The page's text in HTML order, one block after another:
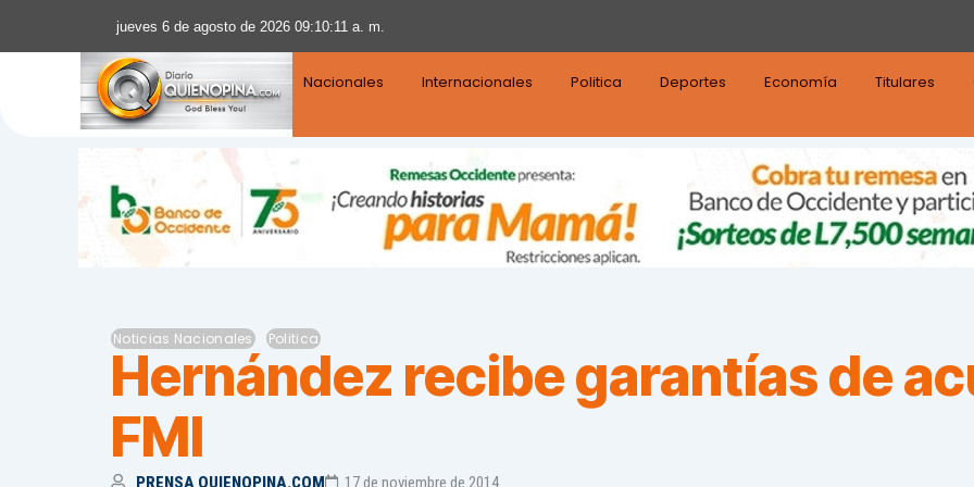
jueves 6 de agosto de 2026 09:10:12 a. m.
Nacionales Internacionales Politica Deportes Economía Titulares
Noticias Nacionales Politica
Hernández recibe garantías de
FMI
PRENSA QUIENOPINA.COM 17 de noviembre de 2014